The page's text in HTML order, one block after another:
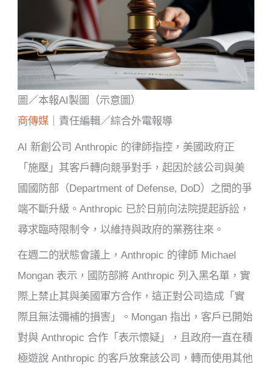
圖／本報AI製圖（示意圖）
商傳媒 ｜責任編輯／綜合外電報導
AI 新創公司 Anthropic 的律師指控，美國政府正
「施壓」其客戶轉向競爭對手，起因於該公司與美
國國防部（Department of Defense, DoD）之間的爭
端不斷升級。Anthropic 已於日前向法院提起訴訟，
尋求臨時限制令，以維持與政府的業務往來。
在週二的狀態會議上，Anthropic 的律師 Michael
Mongan 表示，國防部將 Anthropic 列入黑名單，實
際上禁止其與美國軍方合作，這正對公司造成「實
際且無法彌補的損害」。Mongan 指出，客戶已開始
對與 Anthropic 合作「表示懷疑」，且政府一直在積
極遊說 Anthropic 的客戶放棄該公司，轉而使用其他